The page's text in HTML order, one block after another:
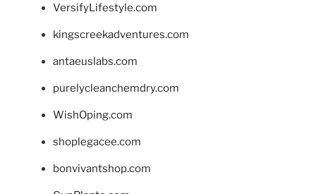
VersifyLifestyle.com
kingscreekadventures.com
antaeuslabs.com
purelycleanchemdry.com
WishOping.com
shoplegacee.com
bonvivantshop.com